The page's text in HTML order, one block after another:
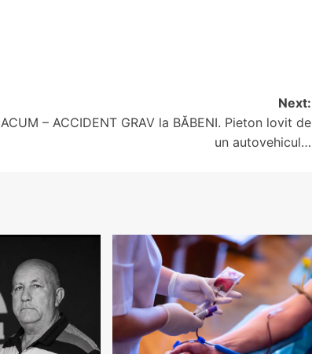
Next:
ACUM – ACCIDENT GRAV la BĂBENI. Pieton lovit de
un autovehicul…